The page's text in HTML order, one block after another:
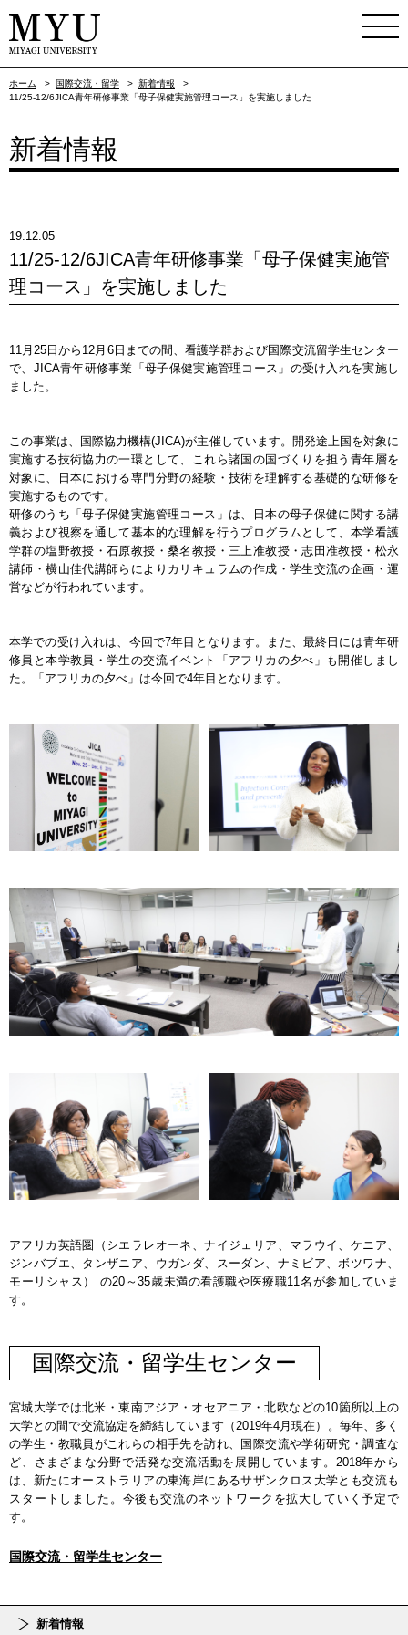
ホーム > 国際交流・留学 > 新着情報
>
11/25-12/6JICA青年研修事業「母子保健実施管理コース」を実施しました
新着情報
19.12.05
11/25-12/6JICA青年研修事業「母子保健実施管
理コース」を実施しました
11月25日から12月6日までの間、看護学群および国際交流留学生センター
で、JICA青年研修事業「母子保健実施管理コース」の受け入れを実施し
ました。
この事業は、国際協力機構(JICA)が主催しています。開発途上国を対象に
実施する技術協力の一環として、これら諸国の国づくりを担う青年層を
対象に、日本における専門分野の経験・技術を理解する基礎的な研修を
実施するものです。
研修のうち「母子保健実施管理コース」は、日本の母子保健に関する講
義および視察を通して基本的な理解を行うプログラムとして、本学看護
学群の塩野教授・石原教授・桑名教授・三上准教授・志田准教授・松永
講師・横山佳代講師らによりカリキュラムの作成・学生交流の企画・運
営などが行われています。
本学での受け入れは、今回で7年目となります。また、最終日には青年研
修員と本学教員・学生の交流イベント「アフリカの夕べ」も開催しまし
た。「アフリカの夕べ」は今回で4年目となります。
アフリカ英語圏（シエラレオーネ、ナイジェリア、マラウイ、ケニア、
ジンバブエ、タンザニア、ウガンダ、スーダン、ナミビア、ボツワナ、
モーリシャス） の20～35歳未満の看護職や医療職11名が参加していま
す。
国際交流・留学生センター
宮城大学では北米・東南アジア・オセアニア・北欧などの10箇所以上の
大学との間で交流協定を締結しています（2019年4月現在）。毎年、多く
の学生・教職員がこれらの相手先を訪れ、国際交流や学術研究・調査な
ど、さまざまな分野で活発な交流活動を展開しています。2018年から
は、新たにオーストラリアの東海岸にあるサザンクロス大学とも交流も
スタートしました。今後も交流のネットワークを拡大していく予定で
す。
国際交流・留学生センター
新着情報